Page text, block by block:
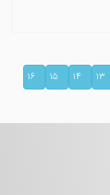
۱۳ ۱۴ ۱۵
۱۶